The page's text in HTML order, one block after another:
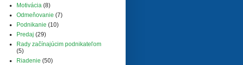
Motivácia (8)
Odmeňovanie (7)
Podnikanie (10)
Predaj (29)
Rady začínajúcim podnikateľom
(5)
Riadenie (50)